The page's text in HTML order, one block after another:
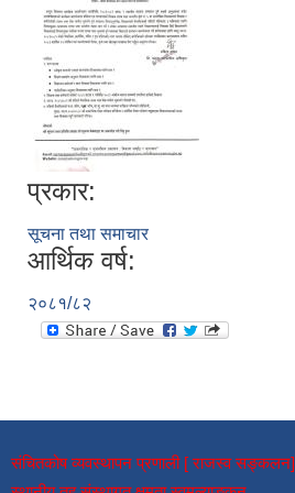
प्रकार:
सूचना तथा समाचार
आर्थिक वर्ष:
२०८१/८२
संचितकोष व्यवस्थापन प्रणाली [ राजस्व सङ्कलन]